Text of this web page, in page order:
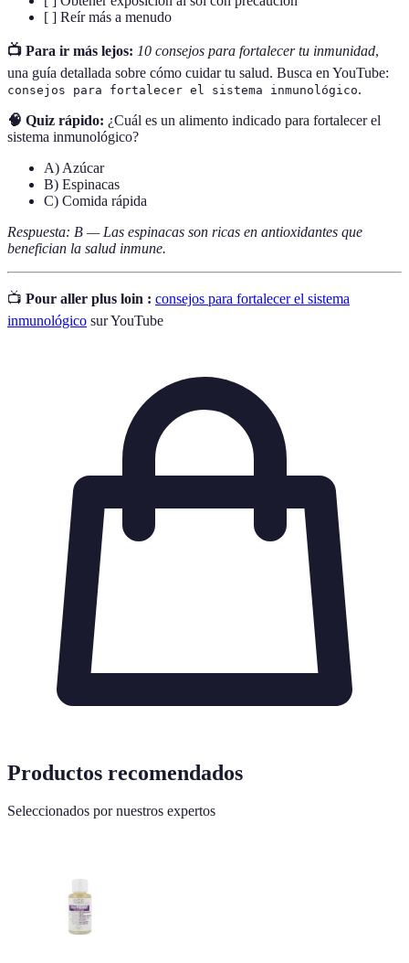
[ ] Reír más a menudo
📺 Para ir más lejos: 10 consejos para fortalecer tu inmunidad,
una guía detallada sobre cómo cuidar tu salud. Busca en YouTube:
consejos para fortalecer el sistema inmunológico.
🧠 Quiz rápido: ¿Cuál es un alimento indicado para fortalecer el
sistema inmunológico?
A) Azúcar
B) Espinacas
C) Comida rápida
Respuesta: B — Las espinacas son ricas en antioxidantes que
benefician la salud inmune.
📺 Pour aller plus loin : consejos para fortalecer el sistema
inmunológico sur YouTube
Productos recomendados
Seleccionados por nuestros expertos